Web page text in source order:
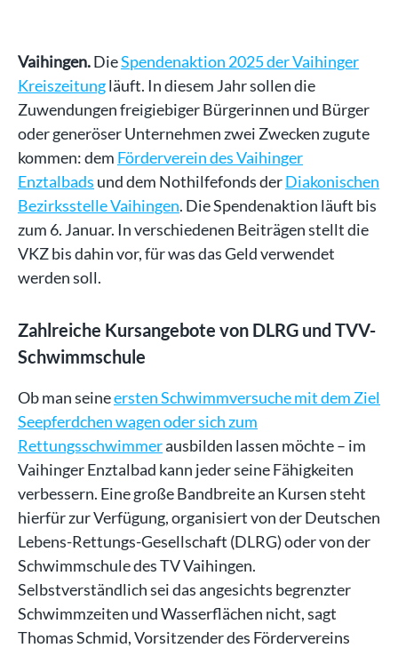
Vaihingen.DieSpendenaktion 2025 der Vaihinger
Kreiszeitungläuft. In diesem Jahr sollen die
Zuwendungen freigiebiger Bürgerinnen und Bürger
oder generöser Unternehmen zwei Zwecken zugute
kommen: dem Förderverein des Vaihinger
Enztalbads und dem Nothilfefonds derDiakonischen
Bezirksstelle Vaihingen. Die Spendenaktion läuft bis
zum 6. Januar. In verschiedenen Beiträgen stellt die
VKZ bis dahin vor, für was das Geld verwendet
werden soll.
Zahlreiche Kursangebote von DLRG und TVV-
Schwimmschule
Ob man seineersten Schwimmversuche mit dem Ziel
Seepferdchen wagen oder sich zum
Rettungsschwimmerausbilden lassen möchte – im
Vaihinger Enztalbad kann jeder seine Fähigkeiten
verbessern. Eine große Bandbreite an Kursen steht
hierfür zur Verfügung, organisiert von der Deutschen
Lebens-Rettungs-Gesellschaft (DLRG) oder von der
Schwimmschule des TV Vaihingen.
Selbstverständlich sei das angesichts begrenzter
Schwimmzeiten und Wasserflächen nicht, sagt
Thomas Schmid, Vorsitzender des Fördervereins